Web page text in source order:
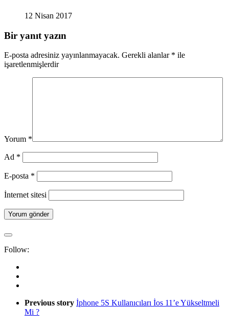
12 Nisan 2017
Bir yanıt yazın
E-posta adresiniz yayınlanmayacak. Gerekli alanlar * ile
işaretlenmişlerdir
Yorum *
Ad *
E-posta *
İnternet sitesi
Follow:
Previous story İphone 5S Kullanıcıları İos 11’e Yükseltmeli
Mi ?